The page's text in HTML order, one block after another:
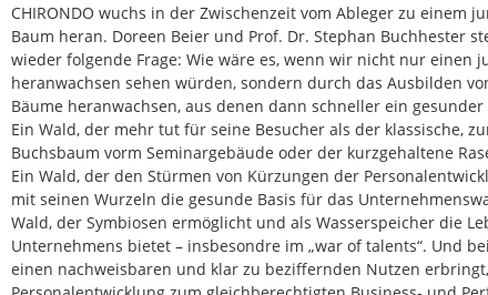
CHIRONDO wuchs in der Zwischenzeit vom Ableger zu einem
Baum heran. Doreen Beier und Prof. Dr. Stephan Buchhester
wieder folgende Frage: Wie wäre es, wenn wir nicht nur einen
heranwachsen sehen würden, sondern durch das Ausbilden
Bäume heranwachsen, aus denen dann schneller ein
Ein Wald, der mehr tut für seine Besucher als der klassische,
Buchsbaum vorm Seminargebäude oder der kurzgehaltene
Ein Wald, der den Stürmen von Kürzungen der
mit seinen Wurzeln die gesunde Basis für das
Wald, der Symbiosen ermöglicht und als Wasserspeicher die
Unternehmens bietet – insbesondre im „war of talents“. Und
einen nachweisbaren und klar zu beziffernden Nutzen